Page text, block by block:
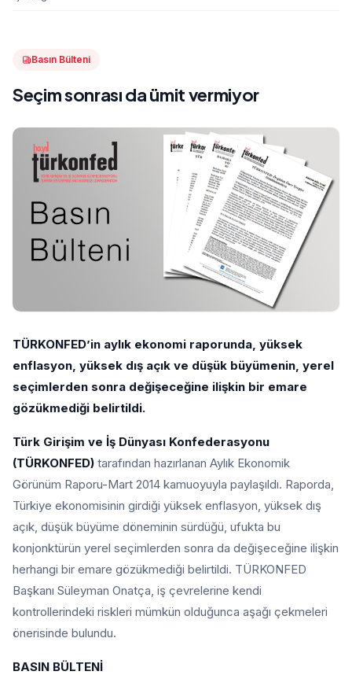
Basın Bülteni
Seçim sonrası da ümit vermiyor
TÜRKONFED’in aylık ekonomi raporunda, yüksek
enflasyon, yüksek dış açık ve düşük büyümenin, yerel
seçimlerden sonra değişeceğine ilişkin bir emare
gözükmediği belirtildi.
Türk Girişim ve İş Dünyası Konfederasyonu
(TÜRKONFED) tarafından hazırlanan Aylık Ekonomik
Görünüm Raporu-Mart 2014 kamuoyuyla paylaşıldı. Raporda,
Türkiye ekonomisinin girdiği yüksek enflasyon, yüksek dış
açık, düşük büyüme döneminin sürdüğü, ufukta bu
konjonktürün yerel seçimlerden sonra da değişeceğine ilişkin
herhangi bir emare gözükmediği belirtildi. TÜRKONFED
Başkanı Süleyman Onatça, iş çevrelerine kendi
kontrollerindeki riskleri mümkün olduğunca aşağı çekmeleri
önerisinde bulundu.
BASIN BÜLTENİ